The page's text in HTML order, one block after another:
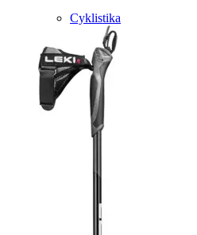
Cyklistika